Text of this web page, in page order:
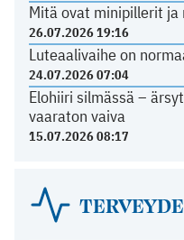
Mitä ovat minipillerit
26.07.2026 19:16
Luteaalivaihe on
24.07.2026 07:04
Elohiiri silmässä –
vaaraton vaiva
15.07.2026 08:17